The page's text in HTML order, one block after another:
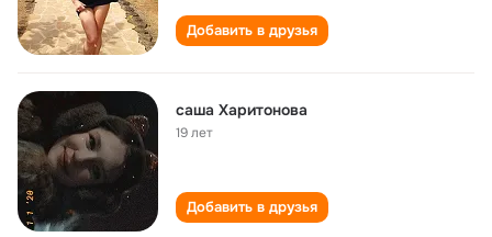
Добавить в друзья
саша Харитонова
19 лет
Добавить в друзья